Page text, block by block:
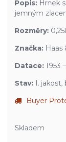
Popis: Hrnek
jemným
Rozměry: 0,25l
Značka: Haas
Datace: 1953
Stav: I. jakost,
Buyer
Skladem